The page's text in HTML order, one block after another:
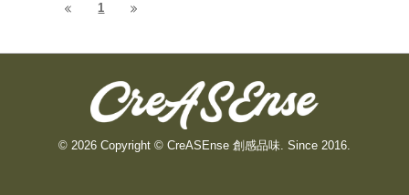
1
© 2026 Copyright © CreASEnse 創感品味. Since 2016.